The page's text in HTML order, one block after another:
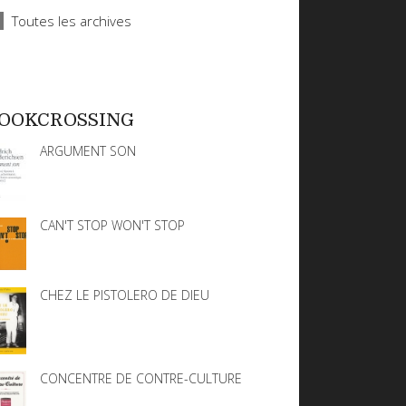
Toutes les archives
ARGUMENT SON
CAN'T STOP WON'T STOP
CHEZ LE PISTOLERO DE DIEU
CONCENTRE DE CONTRE-CULTURE